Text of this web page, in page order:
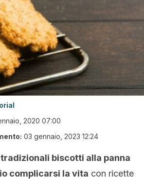
2020 07:00
03 gennaio, 2023 12:24
biscotti alla panna
complicarsi la vita con ricette